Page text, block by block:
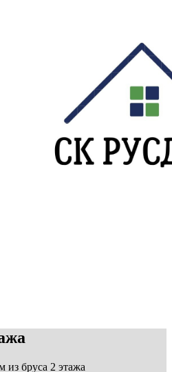
из бруса 2 этажа